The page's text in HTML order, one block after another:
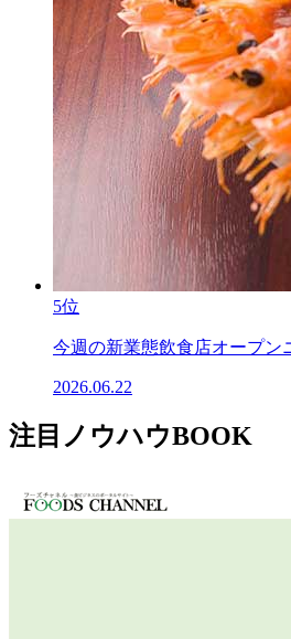
5位
今週の新業態飲食店オープン
2026.06.22
注目ノウハウBOOK